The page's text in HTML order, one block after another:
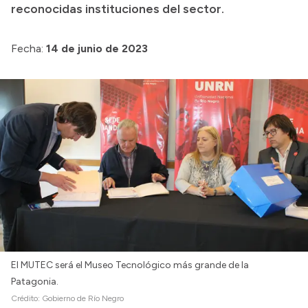
reconocidas instituciones del sector.
Fecha: 14 de junio de 2023
El MUTEC será el Museo Tecnológico más grande de la
Patagonia.
Crédito: Gobierno de Río Negro